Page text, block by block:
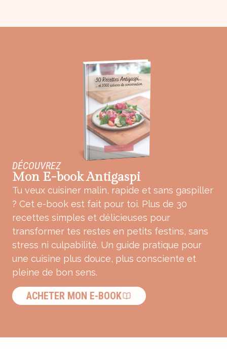
DÉCOUVREZ
Mon E-book Antigaspi
Tu veux cuisiner malin, rapide et sans gaspiller
? Cet e-book est fait pour toi. Plus de 30
recettes simples et délicieuses pour
transformer tes restes en petits festins, sans
stress ni culpabilité. Un guide pratique pour
une cuisine plus douce, plus consciente et
pleine de bon sens.
ACHETER MON E-BOOK